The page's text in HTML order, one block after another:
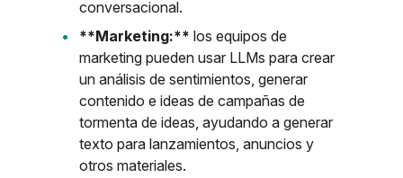
conversacional.
**Marketing:** los equipos de
marketing pueden usar LLMs para crear
un análisis de sentimientos, generar
contenido e ideas de campañas de
tormenta de ideas, ayudando a generar
texto para lanzamientos, anuncios y
otros materiales.